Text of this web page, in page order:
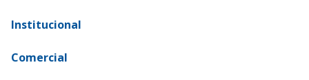
Institucional
Comercial